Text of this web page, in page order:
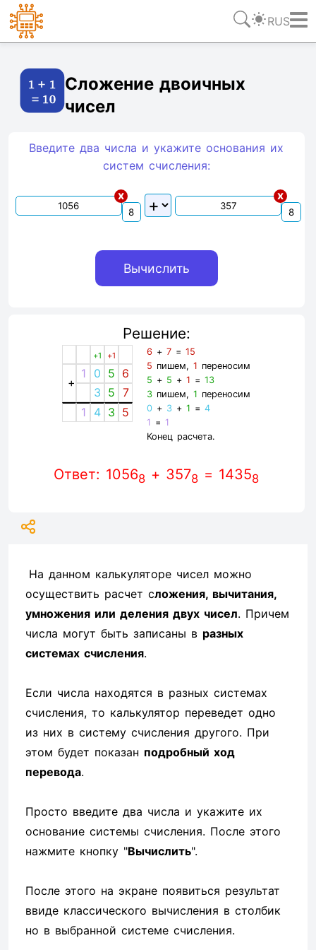
RUS
Сложение двоичных
чисел
Введите два числа и укажите основания их
систем счиcления:
x x
Решение:
+1 +1
+
1 0 5 6
3 5 7
1
4 3 5
6 +7 =15
5 пишем,1 переносим
5 + 5 +1 =13
3 пишем,1 переносим
0 + 3 +1 =4
1 = 1
Конец расчета.
Ответ: 10568 + 3578 = 14358
На данном калькуляторе чисел можно
осуществить расчет сложения, вычитания,
умножения или деления двух чисел. Причем
числа могут быть записаны в разных
системах счисления.
Если числа находятся в разных системах
счисления, то калькулятор переведет одно
из них в систему счисления другого. При
этом будет показан подробный ход
перевода.
Просто введите два числа и укажите их
основание системы счисления. После этого
нажмите кнопку "Вычислить".
После этого на экране появиться результат
ввиде классического вычисления в столбик
но в выбранной системе счисления.